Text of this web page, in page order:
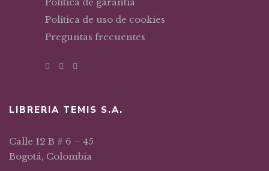
Política de uso de cookies
Preguntas frecuentes
LIBRERIA TEMIS S.A.
Calle 12 B # 6 – 45
Bogotá, Colombia